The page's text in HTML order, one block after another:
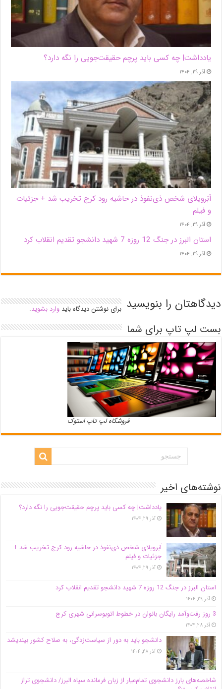
یادداشت| ‌چه کسی باید پرچم حقیقت‌جویی را نگه دارد؟
آذر ۲۹, ۱۴۰۴
اَبَر‌ویلای شخص ذی‌نفوذ در حاشیه‌ رود کرج تخریب شد + جزئیات
و فیلم
آذر ۲۹, ۱۴۰۴
استان البرز در جنگ 12 روزه 7 شهید دانشجو تقدیم انقلاب کرد
آذر ۲۹, ۱۴۰۴
دیدگاهتان را بنویسید برای نوشتن دیدگاه بایدوارد بشوید.
بست لپ تاپ برای شما
فروشگاه لپ تاپ استوک
نوشته‌های اخیر
یادداشت| ‌چه کسی باید پرچم حقیقت‌جویی را نگه دارد؟
آذر ۲۹, ۱۴۰۴
اَبَر‌ویلای شخص ذی‌نفوذ در حاشیه‌ رود کرج تخریب شد +
جزئیات و فیلم
آذر ۲۹, ۱۴۰۴
استان البرز در جنگ 12 روزه 7 شهید دانشجو تقدیم انقلاب کرد
آذر ۲۹, ۱۴۰۴
3 روز رفت‌وآمد رایگان بانوان در خطوط اتوبوسرانی شهری کرج
آذر ۲۸, ۱۴۰۴
دانشجو باید به دور از سیاست‌زدگی، به صلاح کشور بیندیشد
آذر ۲۸, ۱۴۰۴
شاخصه‌های بارز دانشجوی تمام‌عیار از زبان فرمانده سپاه البرز/ دانشجوی تراز